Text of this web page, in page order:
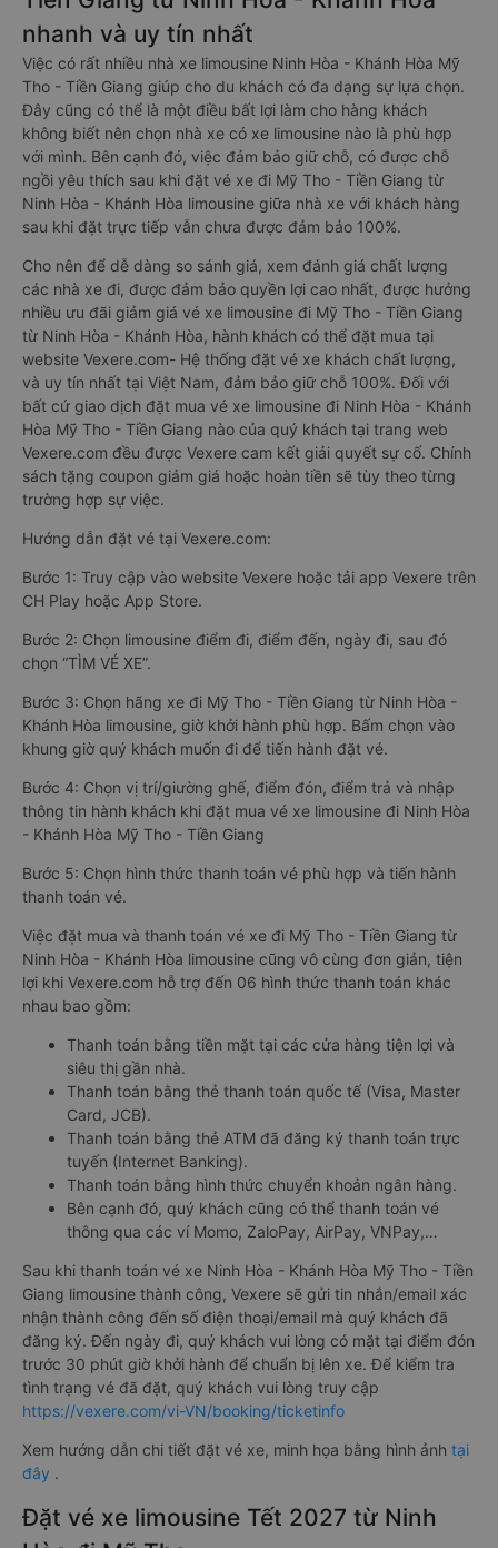
nhanh và uy tín nhất
Việc có rất nhiều nhà xe limousine Ninh Hòa - Khánh Hòa Mỹ
Tho - Tiền Giang giúp cho du khách có đa dạng sự lựa chọn.
Đây cũng có thể là một điều bất lợi làm cho hàng khách
không biết nên chọn nhà xe có xe limousine nào là phù hợp
với mình. Bên cạnh đó, việc đảm bảo giữ chỗ, có được chỗ
ngồi yêu thích sau khi đặt vé xe đi Mỹ Tho - Tiền Giang từ
Ninh Hòa - Khánh Hòa limousine giữa nhà xe với khách hàng
sau khi đặt trực tiếp vẫn chưa được đảm bảo 100%.
Cho nên để dễ dàng so sánh giá, xem đánh giá chất lượng
các nhà xe đi, được đảm bảo quyền lợi cao nhất, được hưởng
nhiều ưu đãi giảm giá vé xe limousine đi Mỹ Tho - Tiền Giang
từ Ninh Hòa - Khánh Hòa, hành khách có thể đặt mua tại
website Vexere.com- Hệ thống đặt vé xe khách chất lượng,
và uy tín nhất tại Việt Nam, đảm bảo giữ chỗ 100%. Đối với
bất cứ giao dịch đặt mua vé xe limousine đi Ninh Hòa - Khánh
Hòa Mỹ Tho - Tiền Giang nào của quý khách tại trang web
Vexere.com đều được Vexere cam kết giải quyết sự cố. Chính
sách tặng coupon giảm giá hoặc hoàn tiền sẽ tùy theo từng
trường hợp sự việc.
Hướng dẫn đặt vé tại Vexere.com:
Bước 1: Truy cập vào website Vexere hoặc tải app Vexere trên
CH Play hoặc App Store.
Bước 2: Chọn limousine điểm đi, điểm đến, ngày đi, sau đó
chọn “TÌM VÉ XE”.
Bước 3: Chọn hãng xe đi Mỹ Tho - Tiền Giang từ Ninh Hòa -
Khánh Hòa limousine, giờ khởi hành phù hợp. Bấm chọn vào
khung giờ quý khách muốn đi để tiến hành đặt vé.
Bước 4: Chọn vị trí/giường ghế, điểm đón, điểm trả và nhập
thông tin hành khách khi đặt mua vé xe limousine đi Ninh Hòa
- Khánh Hòa Mỹ Tho - Tiền Giang
Bước 5: Chọn hình thức thanh toán vé phù hợp và tiến hành
thanh toán vé.
Việc đặt mua và thanh toán vé xe đi Mỹ Tho - Tiền Giang từ
Ninh Hòa - Khánh Hòa limousine cũng vô cùng đơn giản, tiện
lợi khi Vexere.com hỗ trợ đến 06 hình thức thanh toán khác
nhau bao gồm:
Thanh toán bằng tiền mặt tại các cửa hàng tiện lợi và
siêu thị gần nhà.
Thanh toán bằng thẻ thanh toán quốc tế (Visa, Master
Card, JCB).
Thanh toán bằng thẻ ATM đã đăng ký thanh toán trực
tuyến (Internet Banking).
Thanh toán bằng hình thức chuyển khoản ngân hàng.
Bên cạnh đó, quý khách cũng có thể thanh toán vé
thông qua các ví Momo, ZaloPay, AirPay, VNPay,…
Sau khi thanh toán vé xe Ninh Hòa - Khánh Hòa Mỹ Tho - Tiền
Giang limousine thành công, Vexere sẽ gửi tin nhắn/email xác
nhận thành công đến số điện thoại/email mà quý khách đã
đăng ký. Đến ngày đi, quý khách vui lòng có mặt tại điểm đón
trước 30 phút giờ khởi hành để chuẩn bị lên xe. Để kiểm tra
tình trạng vé đã đặt, quý khách vui lòng truy cập
https://vexere.com/vi-VN/booking/ticketinfo
Xem hướng dẫn chi tiết đặt vé xe, minh họa bằng hình ảnh tại
đây .
Đặt vé xe limousine Tết 2027 từ Ninh